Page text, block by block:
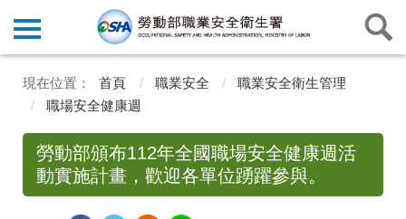
首頁 職業安全
職業安全衛生管理
職場安全健康週
勞動部頒布112年全國職場安全健康週活
動實施計畫，歡迎各單位踴躍參與。